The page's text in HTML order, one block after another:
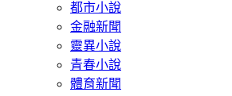
都市小說
金融新聞
靈異小說
青春小說
體育新聞